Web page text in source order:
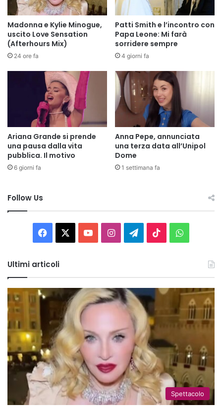
Madonna e Kylie Minogue,
uscito Love Sensation
(Afterhours Mix)
24 ore fa
Patti Smith e l’incontro con
Papa Leone: Mi farà
sorridere sempre
4 giorni fa
Ariana Grande si prende
una pausa dalla vita
pubblica. Il motivo
6 giorni fa
Anna Pepe, annunciata
una terza data all’Unipol
Dome
1 settimana fa
Follow Us
Facebook You InstagramTelegram
TikTok
Ultimi articoli
Spettacolo